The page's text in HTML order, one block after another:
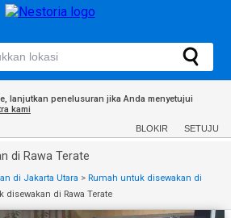
lanjutkan penelusuran jika Anda menyetujui
kami
BLOKIR SETUJU
di Rawa Terate
di Jakarta Utara > Rumah untuk disewakan di
disewakan di Rawa Terate